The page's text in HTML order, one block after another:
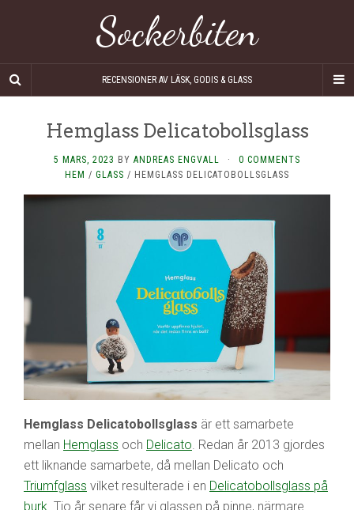
Sockerbiten
RECENSIONER AV LÄSK, GODIS & GLASS
Hemglass Delicatobollsglass
5 MARS, 2023 BY ANDREAS ENGVALL ·
0 COMMENTS
HEM / GLASS / HEMGLASS DELICATOBOLLSGLASS
Hemglass Delicatobollsglass är ett samarbete
mellan Hemglass och Delicato . Redan år 2013 gjordes
ett liknande samarbete, då mellan Delicato och
Triumfglass vilket resulterade i en Delicatobollsglass på
burk . Tio år senare får vi glassen på pinne, närmare